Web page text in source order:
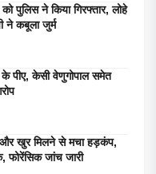
पुलिस ने किया गिरफ्तार, लोहे
ने कबूला जुर्म
के पीए, केसी वेणुगोपाल समेत
खुर मिलने से मचा हड़कंप,
फोरेंसिक जांच जारी